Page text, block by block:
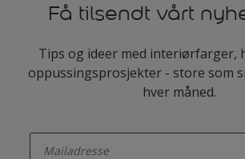
Få tilsendt vårt
Tips og ideer med interiørfarger,
oppussingsprosjekter - store som
hver måned.